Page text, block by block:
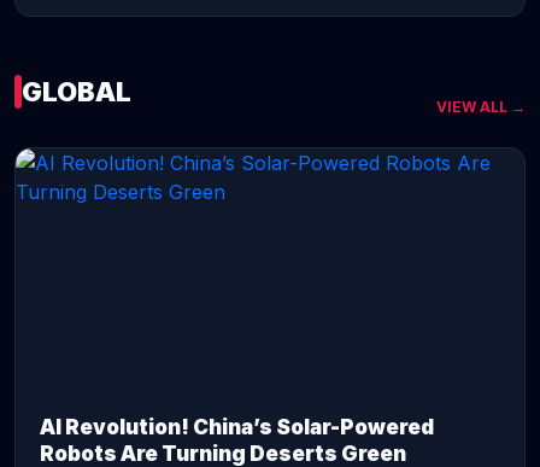
GLOBAL VIEW ALL →
AI Revolution! China’s Solar-Powered
Robots Are Turning Deserts Green